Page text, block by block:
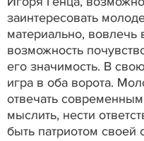
заинтересовать
материально,
возможность
его значимость. В
игра в оба ворота.
отвечать
мыслить, нести
быть патриотом своей